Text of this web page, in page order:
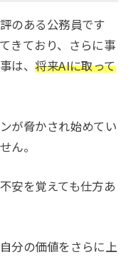
のある公務員です
きており、さらに事
は、将来AIに取って
が脅かされ始めてい
ん。
安を覚えても仕方あ
分の価値をさらに上